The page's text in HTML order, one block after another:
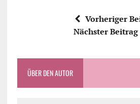
Vorheriger
Nächster Beitrag
ÜBER DEN AUTOR